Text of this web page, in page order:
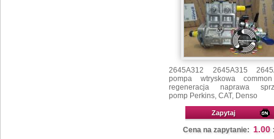
2645A312 2645A315
pompa wtryskowa
regeneracja naprawa
pomp Perkins, CAT, Denso
Zapytaj
Cena na zapytanie: 1.00